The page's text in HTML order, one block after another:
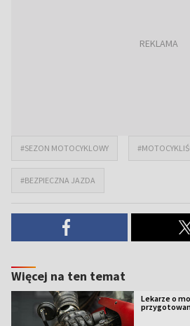
#SEZON MOTOCYKLOWY
#BEZPIECZNA JAZDA
Więcej na ten temat
Lekarze o